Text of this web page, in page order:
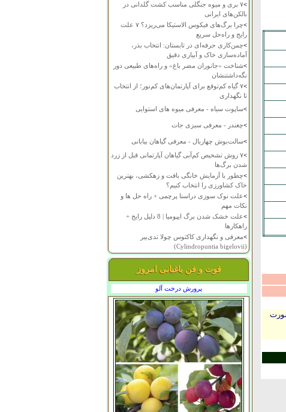
>
۷ بری و میوه جنگلی مناسب کشت گلدانی در
بالکن‌های ایرانی
>
چرا برگ‌های فیکوس الاستیکا می‌ریزد؟ ۷ علت
رایج و راه‌حل سریع
>چمن‌کاری حرفه‌ای در تابستان: انتخاب بذر،
آماده‌سازی خاک و آبیاری دقیق
>شناخت «جانوران مضر باغ» و راه‌های طبیعی دور
نگه‌داشتنشان
>
۷ گیاه کم‌توقع برای آپارتمان‌های کم‌نور؛ از انتخاب
تا نگهداری
>ساپوت سیاه - معرفی میوه های استوایی
>چغندر - معرفی سبزی جات
>سالت‌بوش چهاربال - معرفی گیاهان بیابانی
>
۷ روش تشخیص کم‌آبی گیاهان آپارتمانی قبل از زرد
شدن برگ‌ها
>چطور با آزمایش خانگی بافت و زهکشی، بهترین
خاک کشاورزی را انتخاب کنیم؟
>علت نوک سوزی دراسنا پرچمی + راه حل ها و
نکات مهم
>
علت خشک شدن برگ ایپومیا | 8 دلیل رایج +
راهکارها
>معرفی و نگهداری کاکتوس چولا تدی‌بیر
(Cylindropuntia bigelovii)
فوت و فن باغبانی امروز
پرورش درخت آلو